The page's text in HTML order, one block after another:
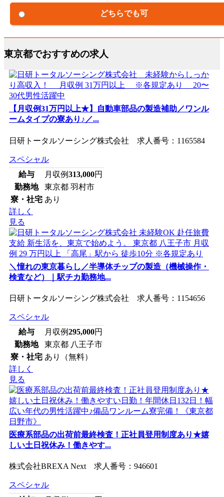
どちらでも可
東京都でおすすめの求人
【月収例31万円以上★】自動車部品の製造補助／ワンル
ームタイプの寮あり♪／...
日研トータルソーシング株式会社 求人番号：1165584
スペシャル
給与
月収例313,000円
勤務地
東京都 羽村市
寮・社宅 あり
詳しく
見る
＼憧れの東京暮らし／半導体チップの製造（機械操作・
検査など）｜駅チカ勤務地...
日研トータルソーシング株式会社 求人番号：1154656
スペシャル
給与
月収例295,000円
勤務地
東京都 八王子市
寮・社宅 あり（無料）
詳しく
見る
医療系部品の出荷前最終検査！正社員登用制度あり★嬉
しい土日祝休み！働きやす...
株式会社BREXA Next 求人番号：946601
スペシャル